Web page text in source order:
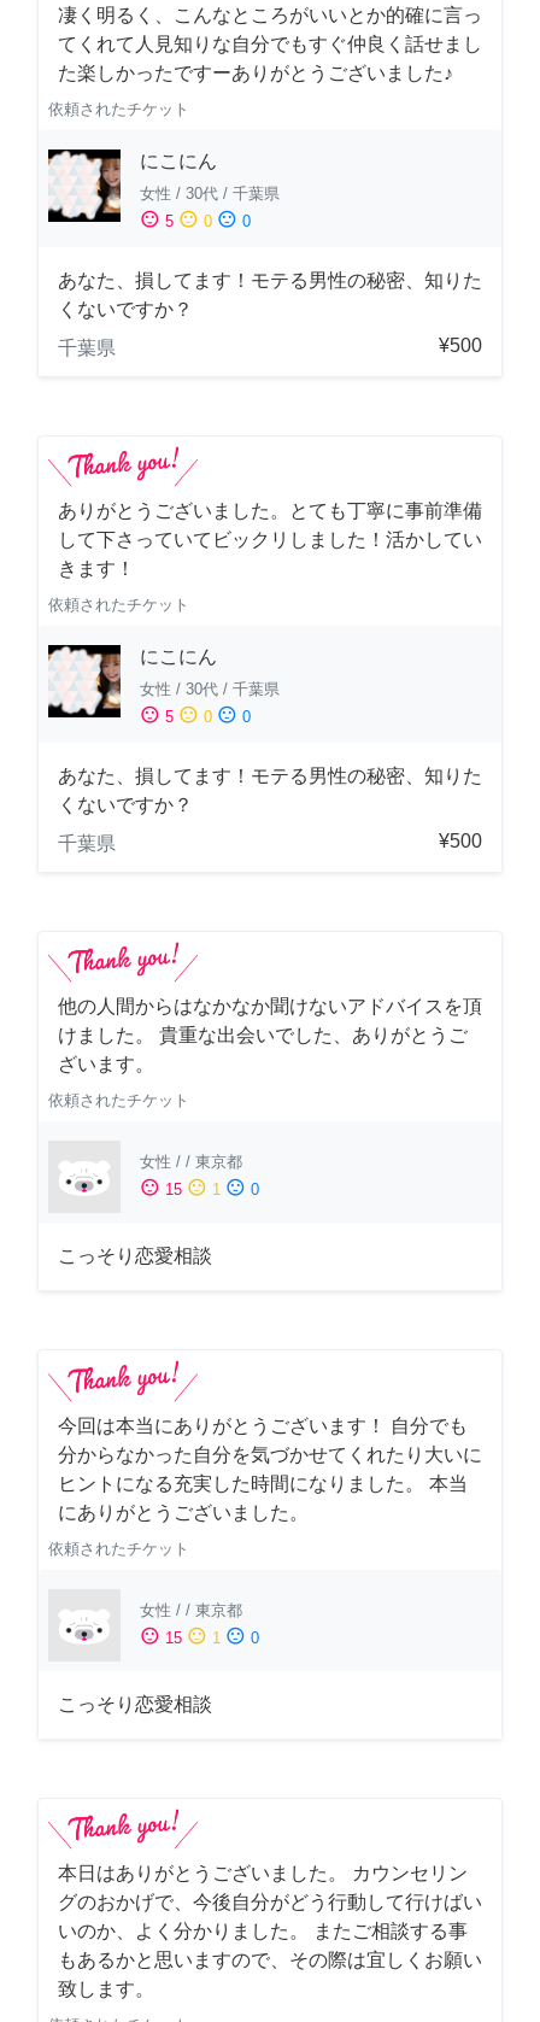
凄く明るく、こんなところがいいとか的確に言っ
てくれて人見知りな自分でもすぐ仲良く話せまし
た楽しかったですーありがとうございました♪
依頼されたチケット
にこにん
女性 / 30代 / 千葉県
sentiment_satisfied 5 sentiment_neutral 0 sentiment_dissatisfied 0
あなた、損してます！モテる男性の秘密、知りた
くないですか？
千葉県
¥500
ありがとうございました。とても丁寧に事前準備
して下さっていてビックリしました！活かしてい
きます！
依頼されたチケット
にこにん
女性 / 30代 / 千葉県
sentiment_satisfied 5 sentiment_neutral 0 sentiment_dissatisfied 0
あなた、損してます！モテる男性の秘密、知りた
くないですか？
千葉県
¥500
他の人間からはなかなか聞けないアドバイスを頂
けました。 貴重な出会いでした、ありがとうご
ざいます。
依頼されたチケット
女性 / / 東京都
sentiment_satisfied 15 sentiment_neutral 1 sentiment_dissatisfied 0
こっそり恋愛相談
今回は本当にありがとうございます！ 自分でも
分からなかった自分を気づかせてくれたり大いに
ヒントになる充実した時間になりました。 本当
にありがとうございました。
依頼されたチケット
女性 / / 東京都
sentiment_satisfied 15 sentiment_neutral 1 sentiment_dissatisfied 0
こっそり恋愛相談
本日はありがとうございました。 カウンセリン
グのおかげで、今後自分がどう行動して行けばい
いのか、よく分かりました。 またご相談する事
もあるかと思いますので、その際は宜しくお願い
致します。